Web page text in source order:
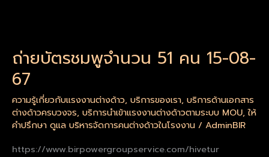
ถ่ายบัตรชมพูจำนวน 51 คน 15-08-
67
ความรู้เกี่ยวกับแรงงานต่างด้าว, บริการของเรา, บริการด้านเอกสาร
ต่างด้าวครบวงจร, บริการนำเข้าแรงงานต่างด้าวตามระบบ MOU,ให้
คำปรึกษา ดูแล บริหารจัดการคนต่างด้าวในโรงงาน / AdminBIR
https://www.birpowergroupservice.com/hivetur
ชมพู
จำนวน
51
คน
15-
08-
67